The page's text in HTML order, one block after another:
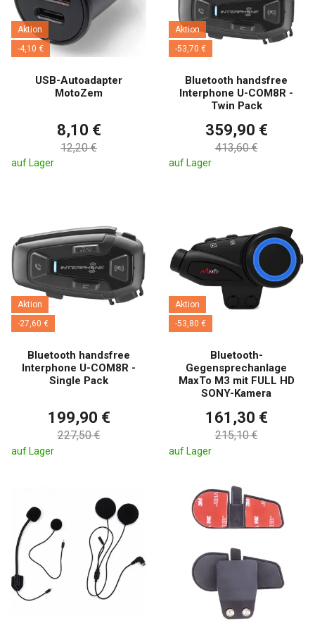
Aktion
-4,10 €
USB-Autoadapter
MotoZem
8,10 €
12,20 €
auf Lager
Aktion
-53,70 €
Bluetooth handsfree
Interphone U-COM8R -
Twin Pack
359,90 €
413,60 €
auf Lager
Aktion
-27,60 €
Bluetooth handsfree
Interphone U-COM8R -
Single Pack
199,90 €
227,50 €
auf Lager
Aktion
-53,80 €
Bluetooth-
Gegensprechanlage
MaxTo M3 mit FULL HD
SONY-Kamera
161,30 €
215,10 €
auf Lager